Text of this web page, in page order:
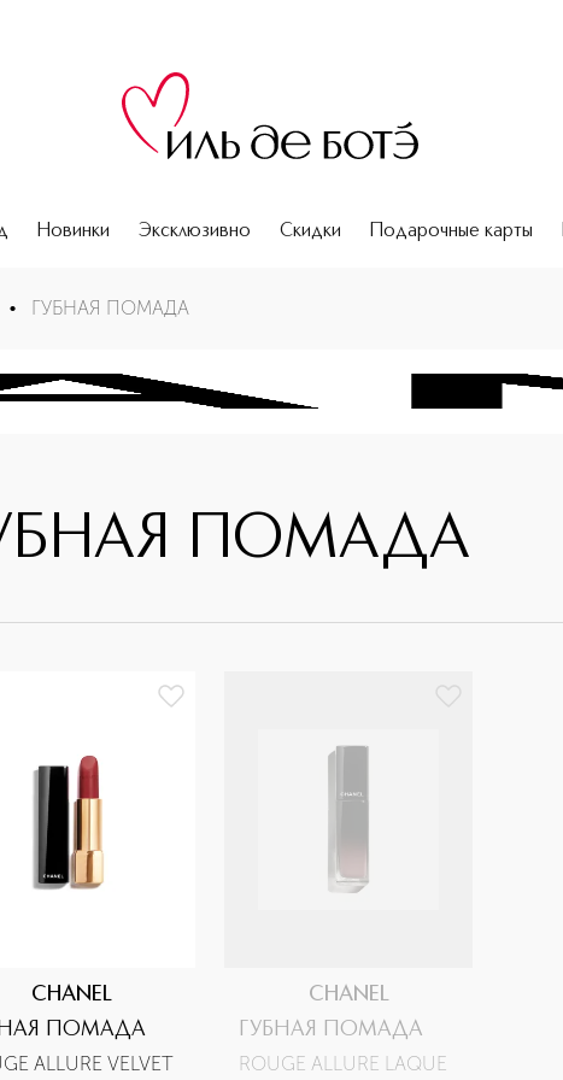
Новинки Эксклюзивно Скидки Подарочные карты
• ГУБНАЯ ПОМАДА
ПОМАДА
CHANEL
ПОМАДА
ALLURE VELVET
CHANEL
ГУБНАЯ ПОМАДА
ROUGE ALLURE LAQUE